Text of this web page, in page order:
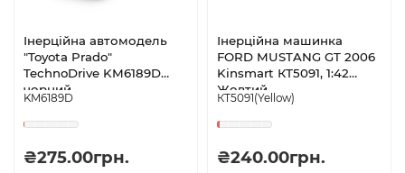
Інерційна автомодель
"Toyota Prado"
TechnoDrive KM6189D
чорний
KM6189D
₴275.00грн.
Інерційна машинка
FORD MUSTANG GT 2006
Kinsmart КТ5091, 1:42
Жовтий
КТ5091(Yellow)
₴240.00грн.